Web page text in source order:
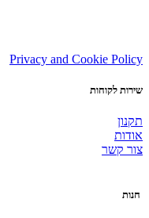
Privacy and Cookie Policy
שירות לקוחות
תקנון
אודות
צור קשר